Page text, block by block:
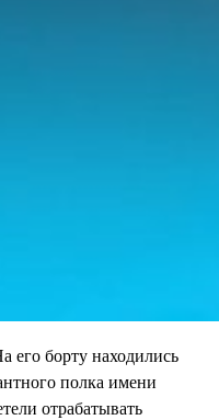
его борту находились
полка имени
отрабатывать